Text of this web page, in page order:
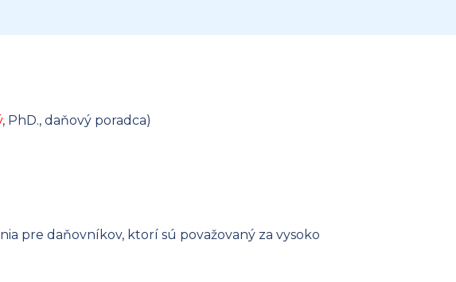
, PhD., daňový poradca)
pre daňovníkov, ktorí sú považovaný za vysoko